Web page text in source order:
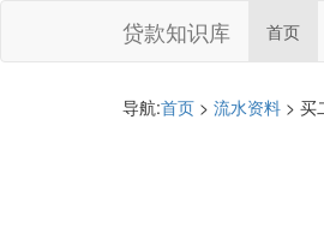
贷款知识库 首页
导航:首页 > 流水资料 > 买